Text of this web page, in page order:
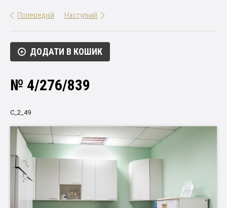
Попередній Наступний
ДОДАТИ В КОШИК
№ 4/276/839
С_2_49